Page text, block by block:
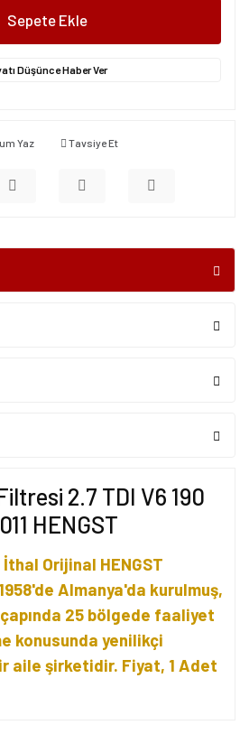
Sepete Ekle
Düşünce Haber Ver
Yaz Tavsiye Et
2.7 TDI V6 190
HENGST
Orijinal HENGST
Almanya'da kurulmuş,
25 bölgede faaliyet
konusunda yenilikçi
aile şirketidir. Fiyat, 1 Adet